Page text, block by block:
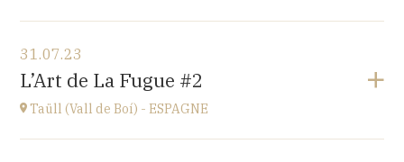
Escalarre (La Guingueta d'Àneu) - ESPAGNE
église
à21H00
31.07.23
L’Art de La Fugue #2
Taüll (Vall de Boí) - ESPAGNE